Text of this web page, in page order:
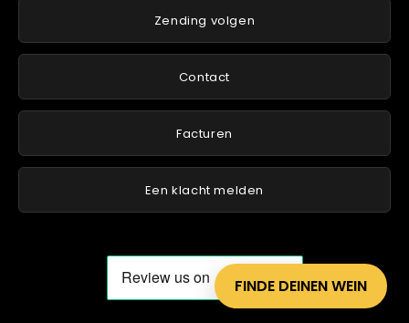
Zending volgen
Contact
Facturen
Een klacht melden
FINDE DEINEN WEIN